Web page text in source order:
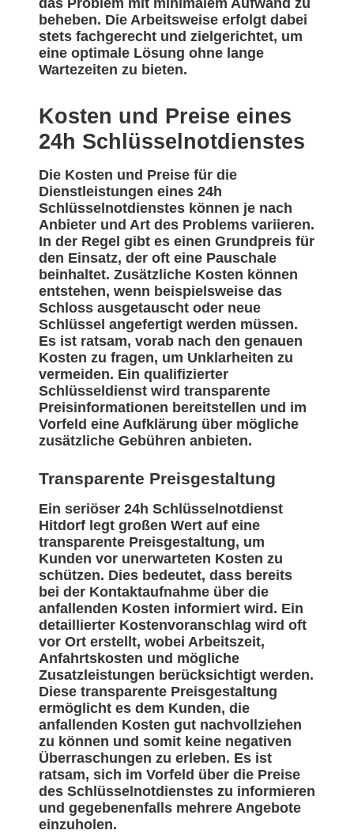
das Problem mit minimalem Aufwand zu
beheben. Die Arbeitsweise erfolgt dabei
stets fachgerecht und zielgerichtet, um
eine optimale Lösung ohne lange
Wartezeiten zu bieten.
Kosten und Preise eines
24h Schlüsselnotdienstes
Die Kosten und Preise für die
Dienstleistungen eines 24h
Schlüsselnotdienstes können je nach
Anbieter und Art des Problems variieren.
In der Regel gibt es einen Grundpreis für
den Einsatz, der oft eine Pauschale
beinhaltet. Zusätzliche Kosten können
entstehen, wenn beispielsweise das
Schloss ausgetauscht oder neue
Schlüssel angefertigt werden müssen.
Es ist ratsam, vorab nach den genauen
Kosten zu fragen, um Unklarheiten zu
vermeiden. Ein qualifizierter
Schlüsseldienst wird transparente
Preisinformationen bereitstellen und im
Vorfeld eine Aufklärung über mögliche
zusätzliche Gebühren anbieten.
Transparente Preisgestaltung
Ein seriöser 24h Schlüsselnotdienst
Hitdorf legt großen Wert auf eine
transparente Preisgestaltung, um
Kunden vor unerwarteten Kosten zu
schützen. Dies bedeutet, dass bereits
bei der Kontaktaufnahme über die
anfallenden Kosten informiert wird. Ein
detaillierter Kostenvoranschlag wird oft
vor Ort erstellt, wobei Arbeitszeit,
Anfahrtskosten und mögliche
Zusatzleistungen berücksichtigt werden.
Diese transparente Preisgestaltung
ermöglicht es dem Kunden, die
anfallenden Kosten gut nachvollziehen
zu können und somit keine negativen
Überraschungen zu erleben. Es ist
ratsam, sich im Vorfeld über die Preise
des Schlüsselnotdienstes zu informieren
und gegebenenfalls mehrere Angebote
einzuholen.